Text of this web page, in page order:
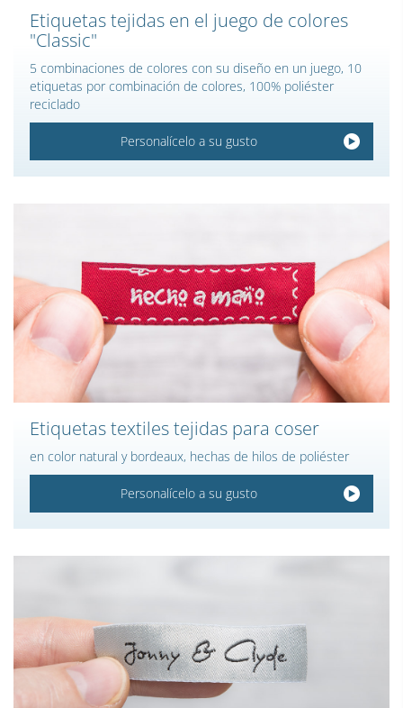
Etiquetas tejidas en el juego de colores
"Classic"
5 combinaciones de colores con su diseño en un juego, 10
etiquetas por combinación de colores, 100% poliéster
reciclado
Personalícelo a su gusto
Etiquetas textiles tejidas para coser
en color natural y bordeaux, hechas de hilos de poliéster
Personalícelo a su gusto